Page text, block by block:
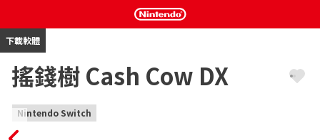
下載軟體
搖錢樹 Cash Cow DX
Nintendo Switch